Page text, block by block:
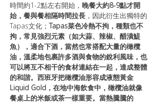
時間約1-2點左右開始， 晚餐大約8-9點才開
始，餐與餐相隔時間拉長 ，因此衍生出獨特的
Tapas文化； Tapas菜色冷熱不拘，種類也不
拘，常見強烈元素（如大蒜、辣椒、醋漬鯷
魚），適合下酒，當然也常搭配大量的橄欖
油，溫柔地包裹許多酒與食物的銳利風味，也
可以將互不相干的食材連結在一起，達成整體
的和諧。西班牙把橄欖油形容成液態黃金
Liquid Gold，在地中海飲食中，橄欖油就像
餐桌上的米飯或茶一樣重要。當熱騰騰的